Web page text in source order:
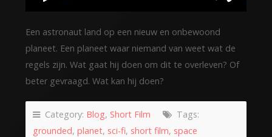
Een astronaut land op een nieuw en onbewoond
planeet. Een planeet waar niemand van weet wat de
regels zijn. Wat gaat hij doen om dit te overleven? Of
beter gevraagd. Wat kan hij doen?
Category: Blog, Short Film
Tags:
grounded, planet, sci-fi, short film, space